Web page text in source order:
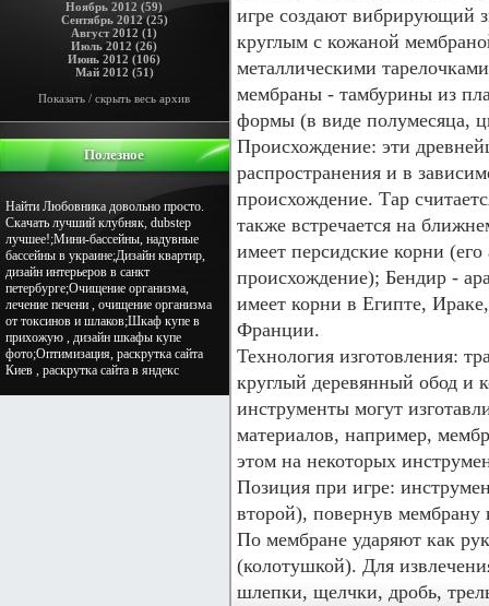
Ноябрь 2012 (59)
Сентябрь 2012 (25)
Август 2012 (1)
Июль 2012 (26)
Июнь 2012 (106)
Май 2012 (51)
Показать / скрыть весь архив
Полезное
Найти Любовника довольно просто.
Скачать лучший клубняк, dubstep
лучшее!;Мини-бассейны, надувные
бассейны в украине;Дизайн квартир,
дизайн интерьеров в санкт
петербурге;Очищение организма,
лечение печени , очищение организма
от токсинов и шлаков;Шкаф купе в
прихожую , дизайн шкафы купе
фото;Оптимизация, раскрутка сайта
Киев , раскрутка сайта в яндекс
игре создают вибрирующий
круглым с кожаной
металлическими
мембраны - тамбурины из
формы (в виде полумесяца,
Происхождение: эти
распространения и в
происхождение. Тар
также встречается на
имеет персидские корни
происхождение); Бендир -
имеет корни в Египте,
Франции.
Технология изготовления:
круглый деревянный обод и
инструменты могут
материалов, например,
этом на некоторых
Позиция при игре:
второй), повернув мембрану
По мембране ударяют как
(колотушкой). Для
шлепки, щелчки, дробь,